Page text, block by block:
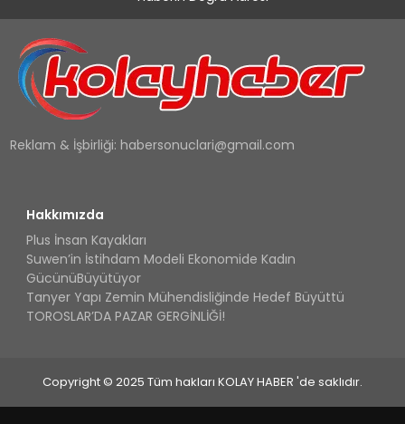
Reklam & İşbirliği: habersonuclari@gmail.com
Hakkımızda
Plus İnsan Kayakları
Suwen’in İstihdam Modeli Ekonomide Kadın
GücünüBüyütüyor
Tanyer Yapı Zemin Mühendisliğinde Hedef Büyüttü
TOROSLAR’DA PAZAR GERGİNLİĞİ!
Copyright © 2025 Tüm hakları KOLAY HABER 'de saklıdır.